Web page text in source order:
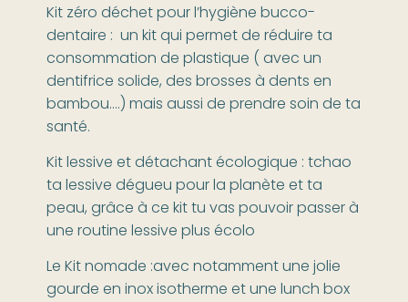
Kit zéro déchet pour l’hygiène bucco-
dentaire : un kit qui permet de réduire ta
consommation de plastique ( avec un
dentifrice solide, des brosses à dents en
bambou….) mais aussi de prendre soin de ta
santé.
Kit lessive et détachant écologique : tchao
ta lessive dégueu pour la planète et ta
peau, grâce à ce kit tu vas pouvoir passer à
une routine lessive plus écolo
Le Kit nomade :avec notamment une jolie
gourde en inox isotherme et une lunch box